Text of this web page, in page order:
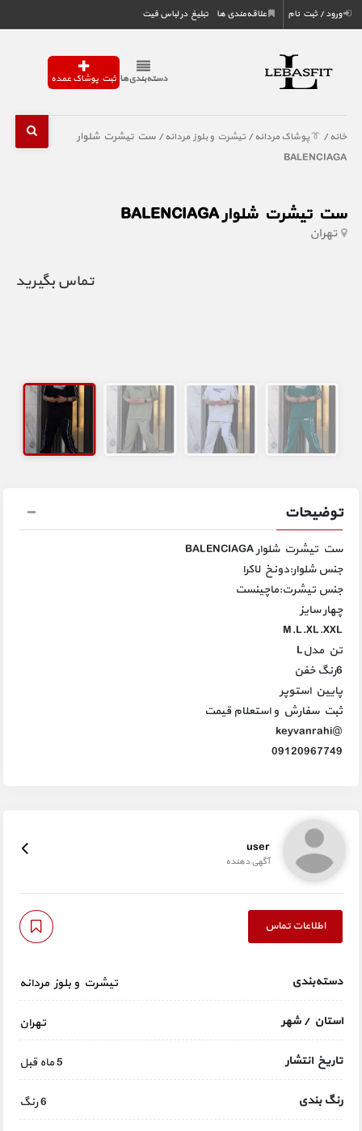
ورود / ثبت نام علاقه‌مندی ها تبلیغ در لباس فیت
دسته‌بندی‌ها ثبت پوشاک عمده
خانه / 👔 پوشاک مردانه /تیشرت و بلوز مردانه / ست تیشرت شلوار
BALENCIAGA
ست تیشرت شلوار BALENCIAGA
تهران
تماس بگیرید
توضیحات
ست تیشرت شلوار BALENCIAGA
جنس شلوار:دونخ لاکرا
جنس تیشرت:ماچینست
چهار سایز
M.L.XL.XXL
تن مدلL
6رنگ خفن
پایین استوپر
ثبت سفارش و استعلام قیمت
@keyvanrahi
09120967749
user
آگهی دهنده
اطلاعات تماس
دسته‌بندی تیشرت و بلوز مردانه
استان / شهر تهران
تاریخ انتشار 5 ماه قبل
رنگ بندی 6 رنگ